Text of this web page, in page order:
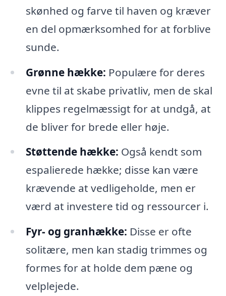
skønhed og farve til haven og kræver
en del opmærksomhed for at forblive
sunde.
Grønne hække: Populære for deres
evne til at skabe privatliv, men de skal
klippes regelmæssigt for at undgå, at
de bliver for brede eller høje.
Støttende hække: Også kendt som
espalierede hække; disse kan være
krævende at vedligeholde, men er
værd at investere tid og ressourcer i.
Fyr- og granhække: Disse er ofte
solitære, men kan stadig trimmes og
formes for at holde dem pæne og
velplejede.